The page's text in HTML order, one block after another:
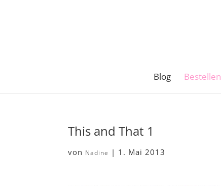
Blog Bestellen
This and That 1
von Nadine | 1. Mai 2013